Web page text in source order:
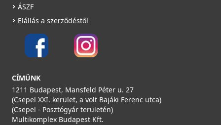
ÁSZF
Elállás a szerződéstől
CÍMÜNK
1211 Budapest, Mansfeld Péter u. 27
(Csepel XXI. kerület, a volt Bajáki Ferenc utca)
(Csepel - Posztógyár területén)
Multikomplex Budapest Kft.